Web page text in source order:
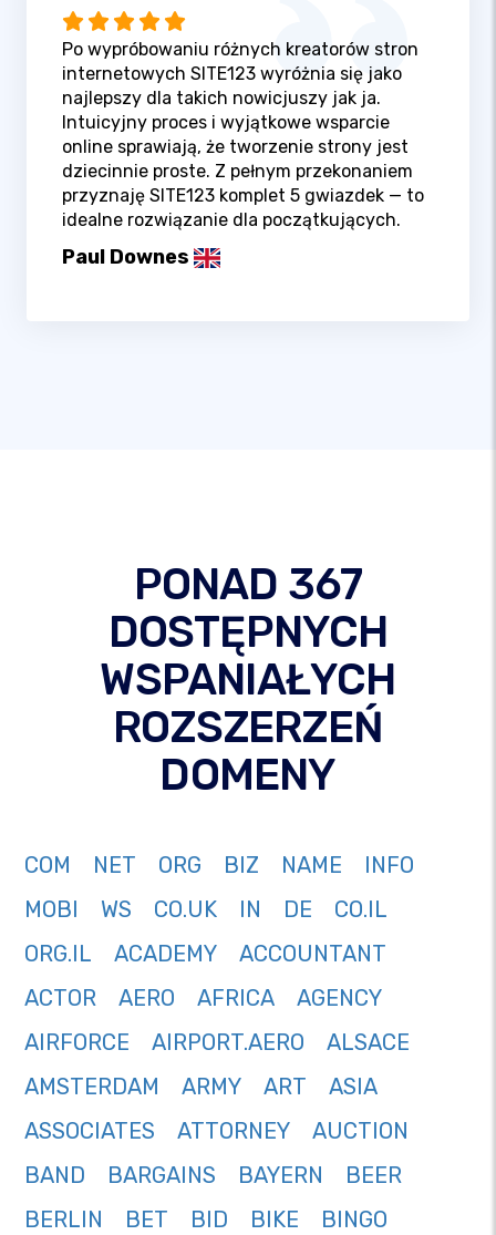
Po wypróbowaniu różnych kreatorów stron
internetowych SITE123 wyróżnia się jako
najlepszy dla takich nowicjuszy jak ja.
Intuicyjny proces i wyjątkowe wsparcie
online sprawiają, że tworzenie strony jest
dziecinnie proste. Z pełnym przekonaniem
przyznaję SITE123 komplet 5 gwiazdek — to
idealne rozwiązanie dla początkujących.
Paul Downes
PONAD 367
DOSTĘPNYCH
WSPANIAŁYCH
ROZSZERZEŃ
DOMENY
COM NET ORG BIZ NAME
INFO
MOBI
WS CO.UK IN DE
CO.IL
ORG.IL
ACADEMY
ACCOUNTANT
ACTOR
AERO AFRICA
AGENCY
AIRFORCE
AIRPORT.AERO
ALSACE
AMSTERDAM
ARMY ART
ASIA
ASSOCIATES
ATTORNEY
AUCTION
BAND
BARGAINS BAYERN
BEER
BERLIN
BET BID BIKE
BINGO